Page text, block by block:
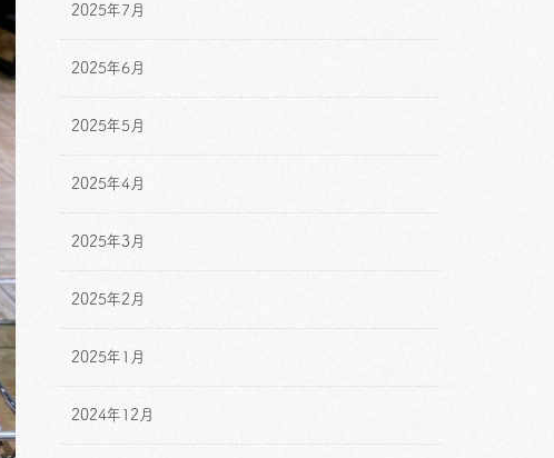
2025年7月
2025年6月
2025年5月
2025年4月
2025年3月
2025年2月
2025年1月
2024年12月